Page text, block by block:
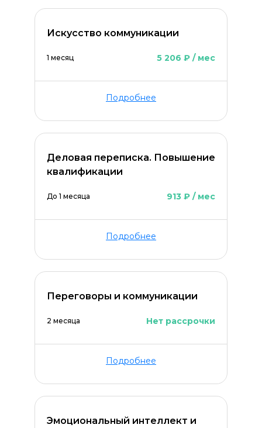
Искусство коммуникации
1 месяц 5 206 ₽ / мес
Подробнее
Деловая переписка. Повышение
квалификации
До 1 месяца 913 ₽ / мес
Подробнее
Переговоры и коммуникации
2 месяца Нет рассрочки
Подробнее
Эмоциональный интеллект и